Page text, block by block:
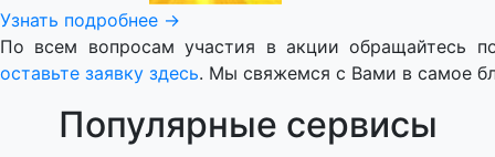
Узнать подробнее →
По всем вопросам участия в акции обращайтесь
оставьте заявку здесь. Мы свяжемся с Вами в самое
Популярные сервисы